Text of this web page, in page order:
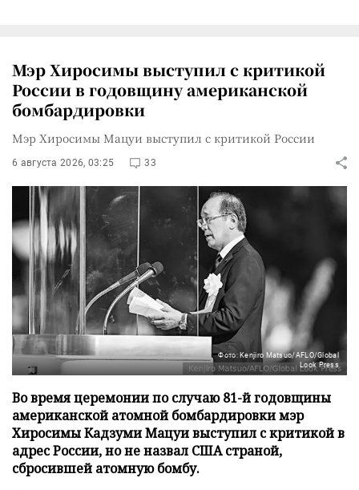
Мэр Хиросимы выступил с критикой
России в годовщину американской
бомбардировки
Мэр Хиросимы Мацуи выступил с критикой России
6 августа 2026, 03:25 33
Фото: Kenjiro Matsuo/AFLO/Global
Look Press
Во время церемонии по случаю 81-й годовщины
американской атомной бомбардировки мэр
Хиросимы Кадзуми Мацуи выступил с критикой в
адрес России, но не назвал США страной,
сбросившей атомную бомбу.